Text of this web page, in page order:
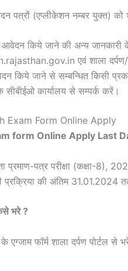
पत्रों (एप्लीकेशन नम्बर युक्त) को
आवेदन किये जाने की अन्य जानकारी
एवं शाला दर्पण/
किये जाने से सम्बन्धित किसी
कार्यालय से सम्पर्क करें।
Exam Form Online Apply
form Online Apply Last
प्रमाण-पत्र परीक्षा (कक्षा-
की अंतिम 31.01.2024
भरे ?
एग्जाम फॉर्म शाला दर्पण पोर्टल